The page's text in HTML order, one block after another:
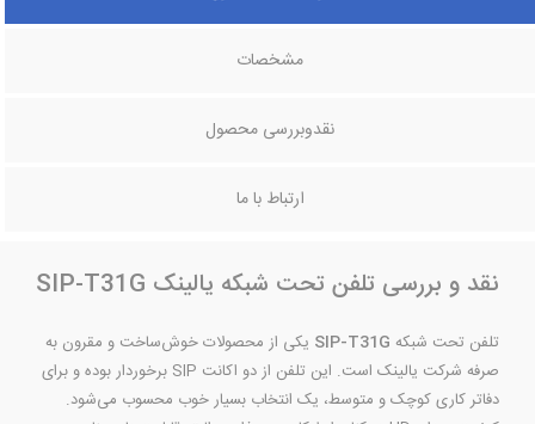
مشخصات
نقدوبررسی محصول
ارتباط با ما
نقد و بررسی تلفن تحت شبکه یالینک SIP-T31G
تلفن تحت شبکه SIP-T31G یکی از محصولات خوش‌ساخت و مقرون به
صرفه شرکت یالینک است. این تلفن از دو اکانت SIP برخوردار بوده و برای
دفاتر کاری کوچک و متوسط، یک انتخاب بسیار خوب محسوب می‌شود.